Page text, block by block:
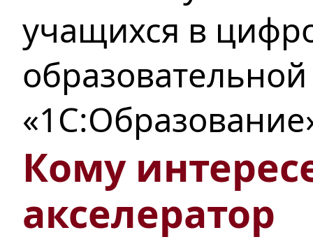
учащихся в
Кому
акселератор